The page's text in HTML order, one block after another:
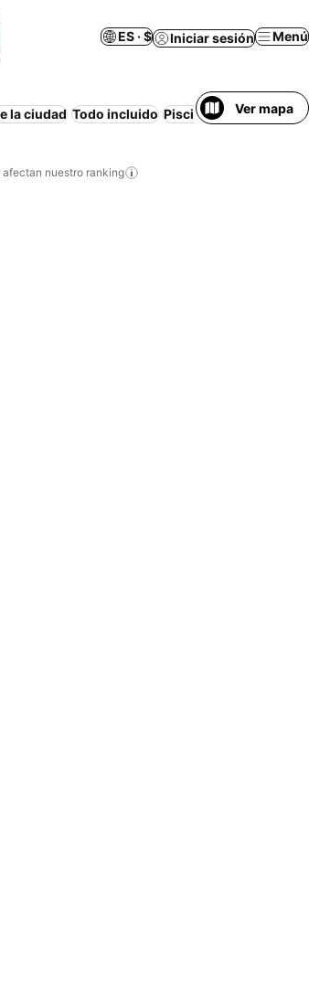
ES · $ Iniciar sesión Menú
la ciudad Todo incluido Piscina Playa Aire
Ver mapa
afectan nuestro ranking
favoritos
favoritos
favoritos